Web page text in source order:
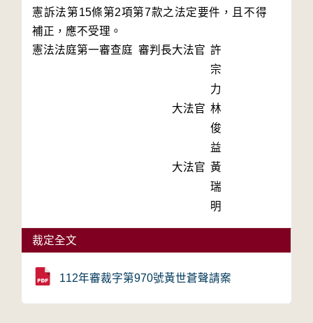
憲訴法第15條第2項第7款之法定要件，且不得
補正，應不受理。
憲法法庭第一審查庭 審判長大法官 許
宗
力
大法官 林
俊
益
大法官 黃
瑞
明
裁定全文
112年審裁字第970號黃世蒼聲請案